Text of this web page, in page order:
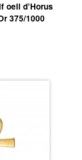
oeil d’Horus
375/1000